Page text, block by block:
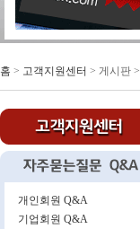
홈 > 고객지원센터 > 게시판 >
개인회원 Q&A
기업회원 Q&A